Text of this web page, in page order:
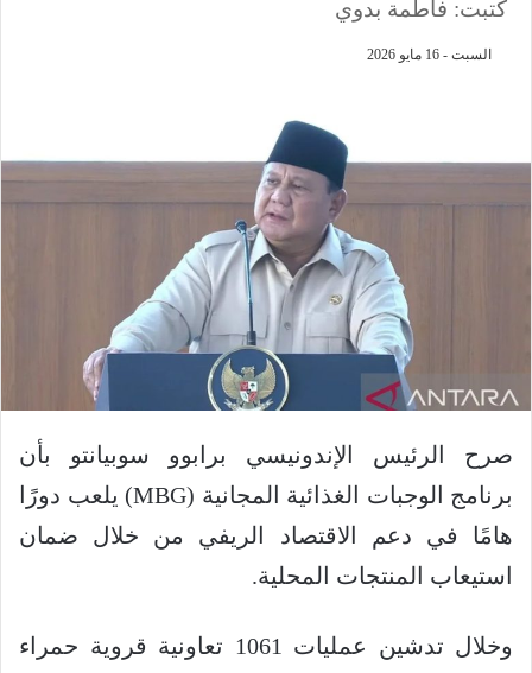
كتبت: فاطمة بدوي
السبت - 16 مايو 2026
صرح الرئيس الإندونيسي برابوو سوبيانتو بأن
برنامج الوجبات الغذائية المجانية (MBG) يلعب دورًا
هامًا في دعم الاقتصاد الريفي من خلال ضمان
استيعاب المنتجات المحلية.
وخلال تدشين عمليات 1061 تعاونية قروية حمراء